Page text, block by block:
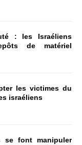
: les Israéliens
de matériel
les victimes du
israéliens
se font manipuler